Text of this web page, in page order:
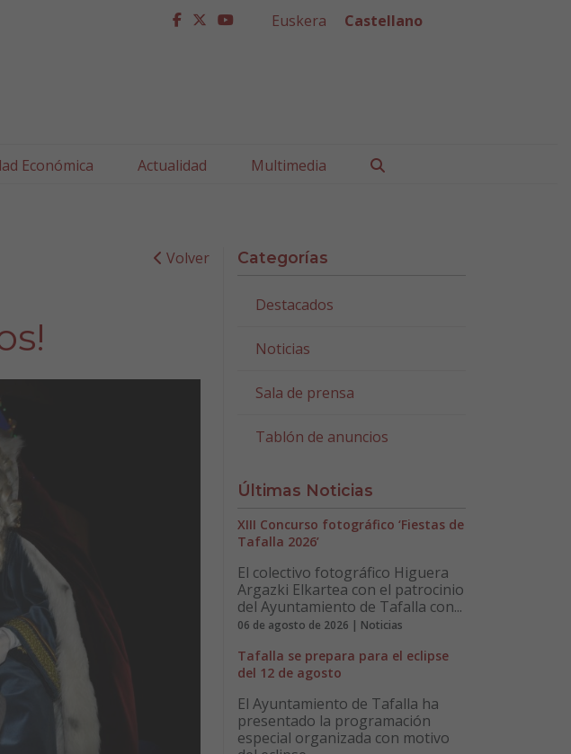
facebook
twitter
youtube
Euskera Castellano
Económica Actualidad Multimedia
Volver Categorías
Destacados
Noticias
Sala de prensa
Tablón de anuncios
Últimas Noticias
XIII Concurso fotográfico ‘Fiestas de
Tafalla 2026’
El colectivo fotográfico Higuera
Argazki Elkartea con el patrocinio
del Ayuntamiento de Tafalla con...
06 de agosto de 2026 | Noticias
Tafalla se prepara para el eclipse
del 12 de agosto
El Ayuntamiento de Tafalla ha
presentado la programación
especial organizada con motivo